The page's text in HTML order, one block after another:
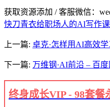
获取资源添加 / 客服微信：
快刀青衣给职场人的AI写作课
上一篇: 卓克·怎样用AI高效
下一篇: 万维钢·AI前沿 – 百
终身成长VIP - 98套餐